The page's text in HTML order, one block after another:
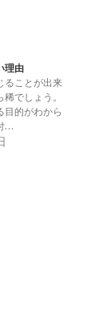
理由
ることが出来
でしょう。
目的がわから
…